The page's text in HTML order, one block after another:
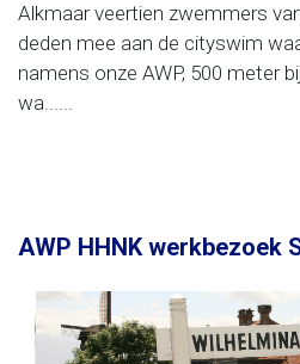
Alkmaar veertien zwemmers
deden mee aan de cityswim
namens onze AWP, 500 meter
wa......
AWP HHNK werkbezoek